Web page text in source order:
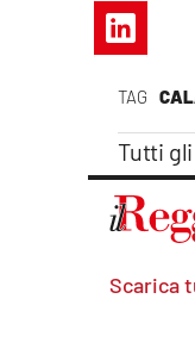
TAG
Tutti
Scarica